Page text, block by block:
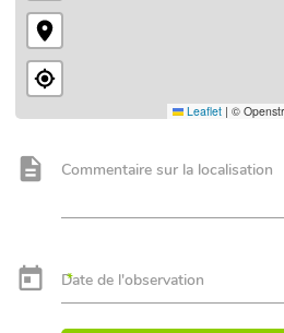
Leaflet | ©
Commentaire sur la localisation
Date de l'observation